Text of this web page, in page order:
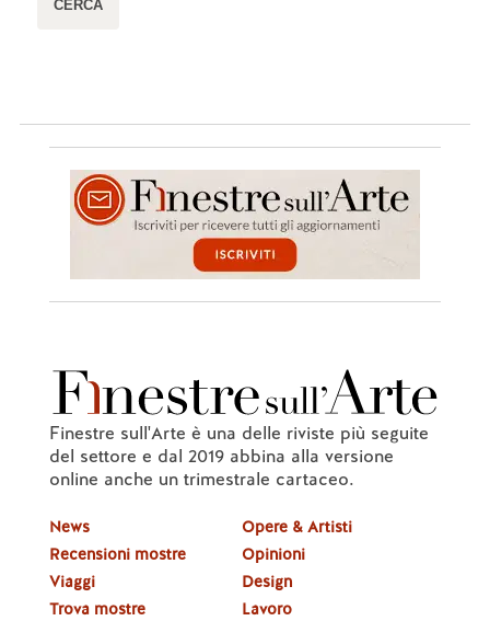
Finestre sull'Arte è una delle riviste più seguite
del settore e dal 2019 abbina alla versione
online anche un trimestrale cartaceo.
News
Recensioni mostre
Viaggi
Trova mostre
Opere & Artisti
Opinioni
Design
Lavoro